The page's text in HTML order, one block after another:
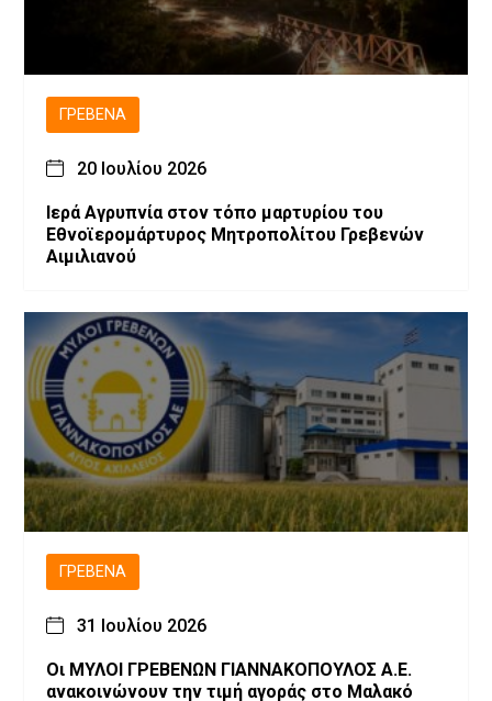
ΓΡΕΒΕΝΆ
20 Ιουλίου 2026
Ιερά Αγρυπνία στον τόπο μαρτυρίου του
Εθνοϊερομάρτυρος Μητροπολίτου Γρεβενών
Αιμιλιανού
ΓΡΕΒΕΝΆ
31 Ιουλίου 2026
Οι ΜΥΛΟΙ ΓΡΕΒΕΝΩΝ ΓΙΑΝΝΑΚΟΠΟΥΛΟΣ Α.Ε.
ανακοινώνουν την τιμή αγοράς στο Μαλακό